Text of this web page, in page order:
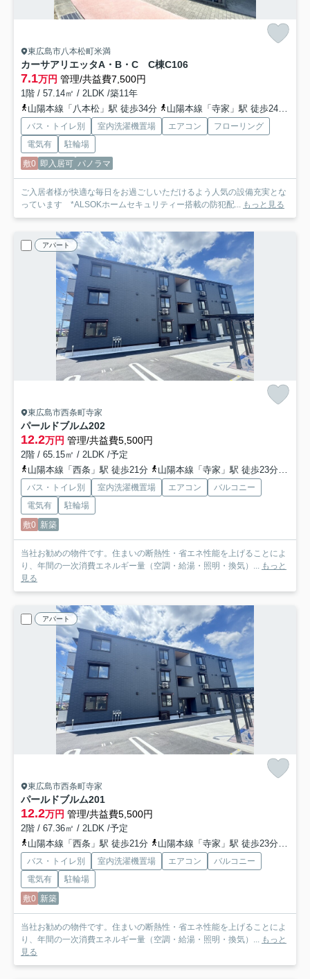
東広島市八本松町米満
カーサアリエッタA・B・C C棟C106
7.1万円 管理/共益費7,500円
1階 / 57.14㎡ / 2LDK /築11年
山陽本線「八本松」駅 徒歩34分
山陽本線「寺家」駅 徒歩24分
バス・トイレ別 室内洗濯機置場 エアコン
フローリング
電気有
駐輪場
敷0 即入居可 パノラマ
ご入居者様が快適な毎日をお過ごしいただけるよう人気の設備充実とな
っています *ALSOKホームセキュリティー搭載の防犯配... もっと見る
アパート
東広島市西条町寺家
パールドブルム202
12.2万円 管理/共益費5,500円
2階 / 65.15㎡ / 2LDK /予定
山陽本線「西条」駅 徒歩21分
山陽本線「寺家」駅 徒歩23分
バス・トイレ別 室内洗濯機置場 エアコン
バルコニー
電気有
駐輪場
敷0 新築
当社お勧めの物件です。住まいの断熱性・省エネ性能を上げることによ
り、年間の一次消費エネルギー量（空調・給湯・照明・換気）... もっと
見る
アパート
東広島市西条町寺家
パールドブルム201
12.2万円 管理/共益費5,500円
2階 / 67.36㎡ / 2LDK /予定
山陽本線「西条」駅 徒歩21分
山陽本線「寺家」駅 徒歩23分
バス・トイレ別 室内洗濯機置場 エアコン
バルコニー
電気有
駐輪場
敷0 新築
当社お勧めの物件です。住まいの断熱性・省エネ性能を上げることによ
り、年間の一次消費エネルギー量（空調・給湯・照明・換気）... もっと
見る